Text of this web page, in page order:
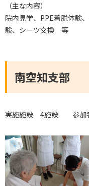
（主な内容）
院内見学、PPE着脱体験
験、シーツ交換 等
南空知支部
実施施設 4施設 参加